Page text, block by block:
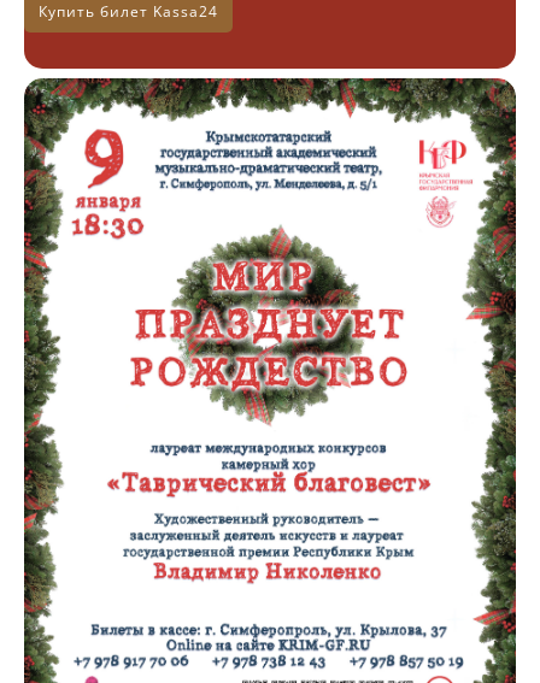
Купить билет Kassa24